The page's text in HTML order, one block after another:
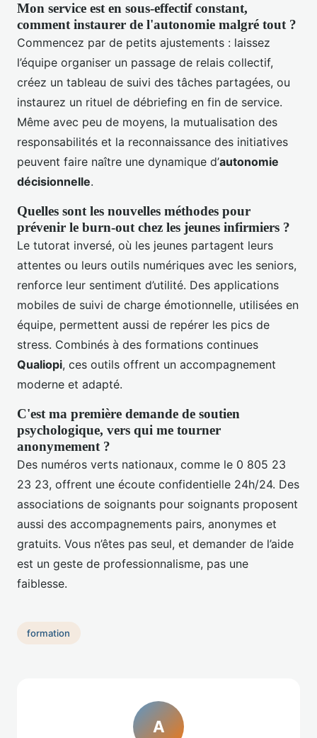
Mon service est en sous-effectif constant,
comment instaurer de l'autonomie malgré tout ?
Commencez par de petits ajustements : laissez
l’équipe organiser un passage de relais collectif,
créez un tableau de suivi des tâches partagées, ou
instaurez un rituel de débriefing en fin de service.
Même avec peu de moyens, la mutualisation des
responsabilités et la reconnaissance des initiatives
peuvent faire naître une dynamique d’autonomie
décisionnelle.
Quelles sont les nouvelles méthodes pour
prévenir le burn-out chez les jeunes infirmiers ?
Le tutorat inversé, où les jeunes partagent leurs
attentes ou leurs outils numériques avec les seniors,
renforce leur sentiment d’utilité. Des applications
mobiles de suivi de charge émotionnelle, utilisées en
équipe, permettent aussi de repérer les pics de
stress. Combinés à des formations continues
Qualiopi, ces outils offrent un accompagnement
moderne et adapté.
C'est ma première demande de soutien
psychologique, vers qui me tourner
anonymement ?
Des numéros verts nationaux, comme le 0 805 23
23 23, offrent une écoute confidentielle 24h/24. Des
associations de soignants pour soignants proposent
aussi des accompagnements pairs, anonymes et
gratuits. Vous n’êtes pas seul, et demander de l’aide
est un geste de professionnalisme, pas une
faiblesse.
formation
A